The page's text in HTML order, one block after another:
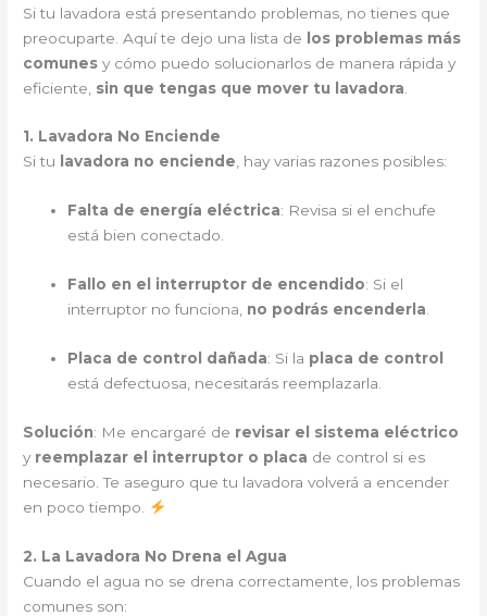
Si tu lavadora está presentando problemas, no tienes que
preocuparte. Aquí te dejo una lista de los problemas más
comunes y cómo puedo solucionarlos de manera rápida y
eficiente, sin que tengas que mover tu lavadora
1. Lavadora No Enciende
Si tu
lavadora no enciende, hay varias razones posibles:
Falta de energía eléctrica: Revisa si el enchufe
está bien conectado.
Fallo en el interruptor de encendido: Si el
interruptor no funciona, no podrás encenderla
Placa de control dañada: Si la placa de control
está defectuosa, necesitarás reemplazarla.
Solución: Me encargaré de revisar el sistema eléctrico
y reemplazar el interruptor o placa de control si es
necesario. Te aseguro que tu lavadora volverá a encender
en poco tiempo.
2. La Lavadora No Drena el Agua
Cuando el agua no se drena correctamente, los problemas
comunes son: